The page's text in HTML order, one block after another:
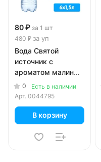
80 ₽ за 1 шт
480 ₽ за уп
Вода Святой
источник с
ароматом малины
и грейпфрута 1.5
литра, газ, пэт, 6
0
Есть в наличии
Арт. 0044795
В корзину